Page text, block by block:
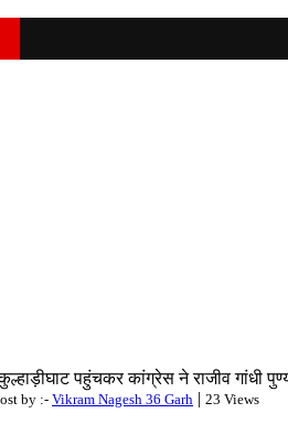
पहुंचकर कांग्रेस ने राजीव गांधी
by :- Vikram Nagesh 36 Garh | 23 Views